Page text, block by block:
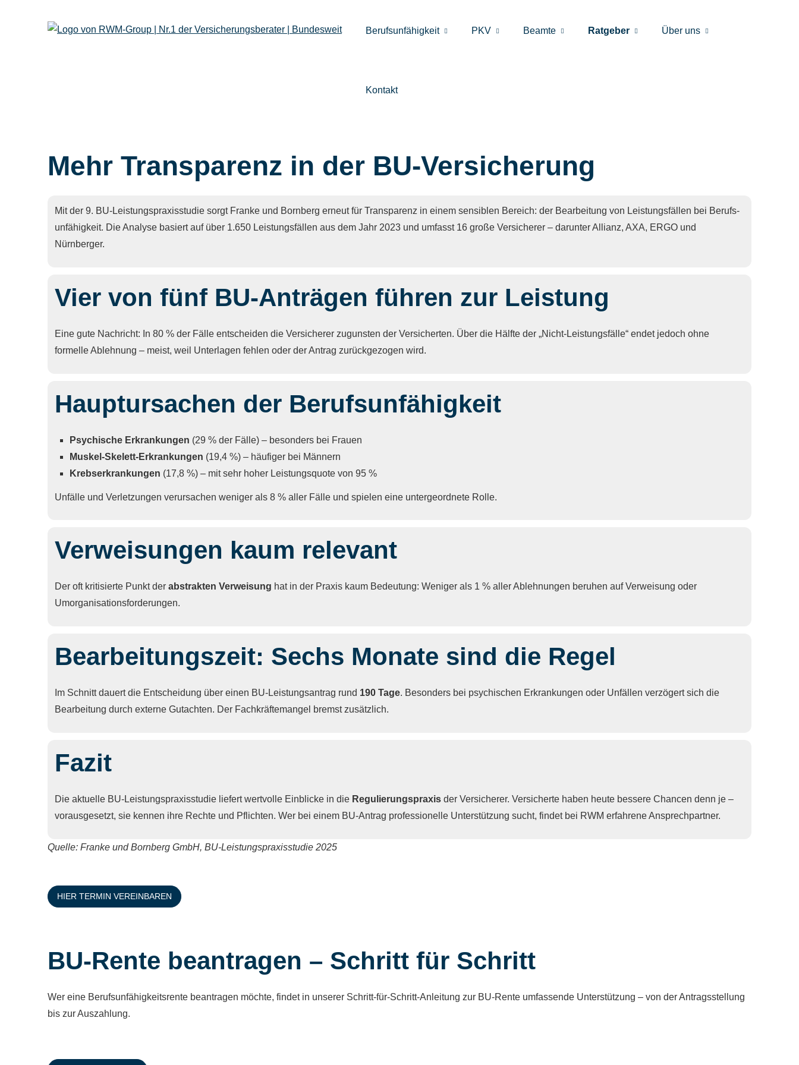
Berufsunfähigkeit PKV Beamte Ratgeber Über uns
Kontakt
Mehr Transparenz in der BU-Versicherung
Mit der 9. BU-Leistungspraxisstudie sorgt Franke und Bornberg erneut für Transparenz in einem sensiblen Bereich: der Bearbeitung von Leistungsfällen bei Berufs­
unfähig­keit. Die Analyse basiert auf über 1.650 Leistungsfällen aus dem Jahr 2023 und umfasst 16 große Versicherer – darunter Allianz, AXA, ERGO und
Nürnberger.
Vier von fünf BU-Anträgen führen zur Leistung
Eine gute Nachricht: In 80 % der Fälle entscheiden die Versicherer zugunsten der Versicherten. Über die Hälfte der „Nicht-Leistungsfälle“ endet jedoch ohne
formelle Ablehnung – meist, weil Unterlagen fehlen oder der Antrag zurückgezogen wird.
Hauptursachen der Berufs­unfähig­keit
Psychische Erkrankungen (29 % der Fälle) – besonders bei Frauen
Muskel-Skelett-Erkrankungen (19,4 %) – häufiger bei Männern
Krebserkrankungen (17,8 %) – mit sehr hoher Leistungsquote von 95 %
Unfälle und Verletzungen verursachen weniger als 8 % aller Fälle und spielen eine untergeordnete Rolle.
Verweisungen kaum relevant
Der oft kritisierte Punkt der abstrakten Verweisung hat in der Praxis kaum Bedeutung: Weniger als 1 % aller Ablehnungen beruhen auf Verweisung oder
Umorganisationsforderungen.
Bearbeitungszeit: Sechs Monate sind die Regel
Im Schnitt dauert die Entscheidung über einen BU-Leistungsantrag rund 190 Tage. Besonders bei psychischen Erkrankungen oder Unfällen verzögert sich die
Bearbeitung durch externe Gutachten. Der Fachkräftemangel bremst zusätzlich.
Fazit
Die aktuelle BU-Leistungspraxisstudie liefert wertvolle Einblicke in die Regulierungspraxis der Versicherer. Versicherte haben heute bessere Chancen denn je –
vorausgesetzt, sie kennen ihre Rechte und Pflichten. Wer bei einem BU-Antrag professionelle Unterstützung sucht, findet bei RWM erfahrene Ansprechpartner.
Quelle: Franke und Bornberg GmbH, BU-Leistungspraxisstudie 2025
HIER TERMIN VEREINBAREN
BU-Rente beantragen – Schritt für Schritt
Wer eine Berufs­unfähig­keitsrente beantragen möchte, findet in unserer Schritt-für-Schritt-Anleitung zur BU-Rente umfassende Unterstützung – von der Antragsstellung
bis zur Auszahlung.